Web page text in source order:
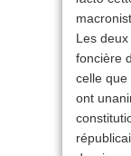
Les
foncière
celle que
ont